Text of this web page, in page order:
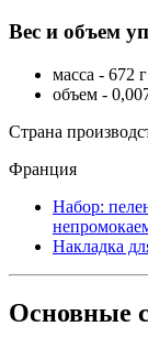
Вес и объем
масса - 672 г
объем -
Страна
Франция
Набор:
Накладка
Основные